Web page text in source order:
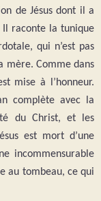
de Jésus dont il a
raconte la tunique
qui n’est pas
mère. Comme dans
mise à l’honneur.
complète avec la
du Christ, et les
est mort d’une
incommensurable
au tombeau, ce qui